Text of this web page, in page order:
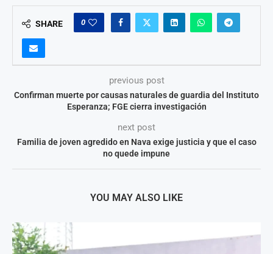
SHARE 0
previous post
Confirman muerte por causas naturales de guardia del Instituto
Esperanza; FGE cierra investigación
next post
Familia de joven agredido en Nava exige justicia y que el caso
no quede impune
YOU MAY ALSO LIKE